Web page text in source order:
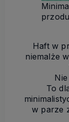
Haft w
niemalże
To
w parze